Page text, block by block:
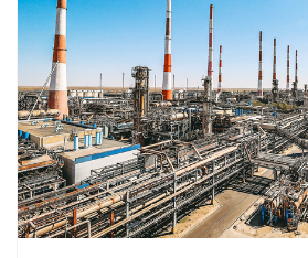
Смотреть проект